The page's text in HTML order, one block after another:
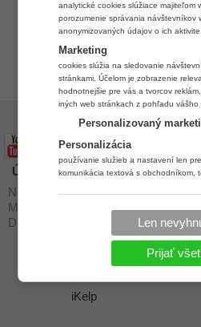
Úvod
Novinky a zmeny
Moduly
Dochádzkové terminály
iKelp
analytické cookies slúžiace majiteľom
porozumenie správania návštevníkov
anonymizovaných údajov o ich aktivite
Marketing
cookies slúžia na sledovanie
stránkami. Účelom je zobrazenie
hodnotnejšie pre vás a tvorcov
iných web stránkach z pohľadu vášho
Personalizovaný
Personalizácia
používanie služieb a nastavení len
komunikácia textová s obchodníkom,
Len
Prijať